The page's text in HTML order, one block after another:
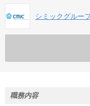
シミックグルー
職務内容